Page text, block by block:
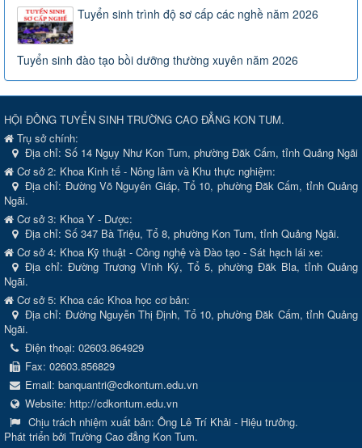
Tuyển sinh trình độ sơ cấp các nghề năm 2026
Tuyển sinh đào tạo bồi dưỡng thường xuyên năm 2026
HỘI ĐỒNG TUYỂN SINH TRƯỜNG CAO ĐẲNG KON TUM.
Trụ sở chính:
Địa chỉ: Số 14 Ngụy Như Kon Tum, phường Đăk Cấm, tỉnh Quảng Ngãi
Cơ sở 2: Khoa Kinh tế - Nông lâm và Khu thực nghiệm:
Địa chỉ: Đường Võ Nguyên Giáp, Tổ 10, phường Đăk Cấm, tỉnh Quảng
Ngãi.
Cơ sở 3: Khoa Y - Dược:
Địa chỉ: Số 347 Bà Triệu, Tổ 8, phường Kon Tum, tỉnh Quảng Ngãi.
Cơ sở 4: Khoa Kỹ thuật - Công nghệ và Đào tạo - Sát hạch lái xe:
Địa chỉ: Đường Trương Vĩnh Ký, Tổ 5, phường Đăk Bla, tỉnh Quảng
Ngãi.
Cơ sở 5: Khoa các Khoa học cơ bản:
Địa chỉ: Đường Nguyễn Thị Định, Tổ 10, phường Đăk Cấm, tỉnh Quảng
Ngãi.
Điện thoại: 02603.864929
Fax: 02603.856829
Email: banquantri@cdkontum.edu.vn
Website: http://cdkontum.edu.vn
Chịu trách nhiệm xuất bản: Ông Lê Trí Khải - Hiệu trưởng.
Phát triển bởi Trường Cao đẳng Kon Tum.